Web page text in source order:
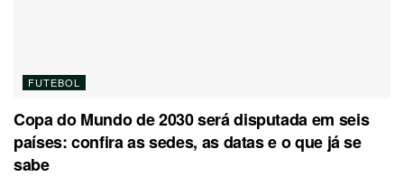
FUTEBOL
Copa do Mundo de 2030 será disputada em seis
países: confira as sedes, as datas e o que já se
sabe